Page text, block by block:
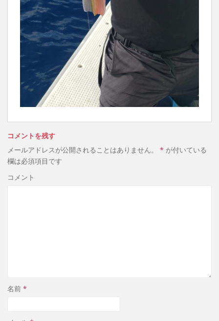
コメントを残す
メールアドレスが公開されることはありません。
* が付いている
欄は必須項目です
コメント
名前 *